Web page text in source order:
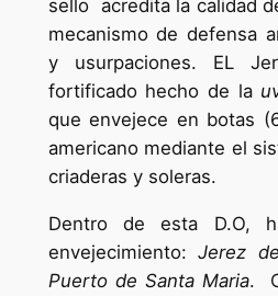
sello acredita la calidad
mecanismo de defensa
y usurpaciones. EL
fortificado hecho de la
que envejece en botas
americano mediante el
criaderas y soleras.
Dentro de esta D.O,
envejecimiento:Jerez
Puerto de Santa Maria.